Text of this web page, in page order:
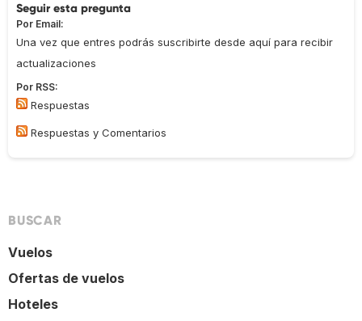
Seguir esta pregunta
Por Email:
Una vez que entres podrás suscribirte desde aquí para recibir
actualizaciones
Por RSS:
Respuestas
Respuestas y Comentarios
BUSCAR
Vuelos
Ofertas de vuelos
Hoteles